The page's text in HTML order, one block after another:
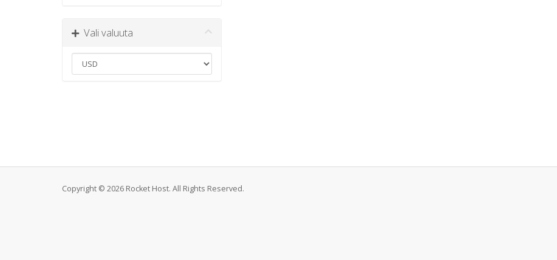
Vali valuuta
Copyright © 2026 Rocket Host. All Rights Reserved.